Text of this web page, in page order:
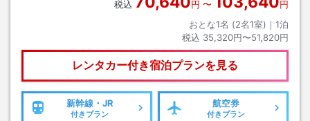
税込 円 〜
円
おとな1名 (2名1室)｜ 1泊
税込 35,320円〜51,820円
レンタカー付き宿泊プランを見る
新幹線・JR
付きプラン
航空券
付きプラン